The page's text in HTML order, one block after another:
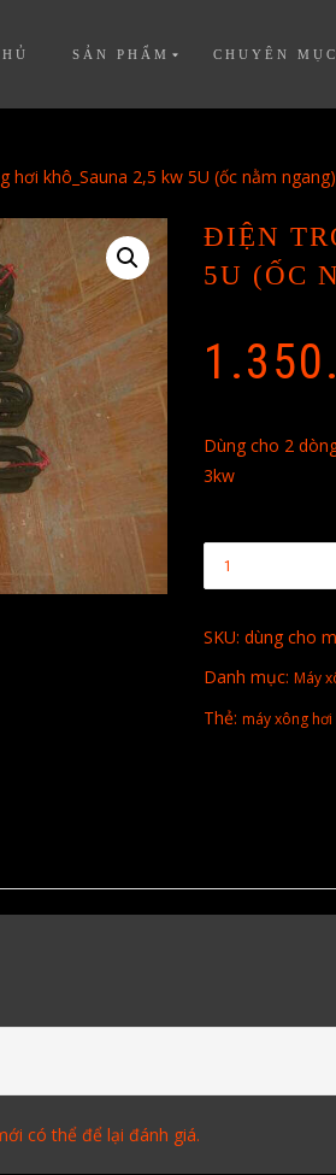
SẢN PHẨM CHUYÊN MỤC
hơi khô_Sauna 2,5 kw 5U (ốc nằm ngang)
ĐIỆN
5U (ỐC
Dùng cho 2
3kw
SKU: dùng cho
Danh mục: Máy
Thẻ: máy xông hơi
có thể để lại đánh giá.